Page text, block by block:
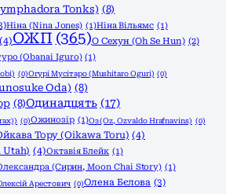
Tonks) (8)
Ніна (Nina Jones) (1)Ніна Вільямс (1)
(4)ОЖП (365)О Сехун (Oh Se Hun) (2)
(Obanai Iguro) (1)
(0)Огурі Мусітаро (Mushitaro Oguri) (0)
Oda) (8)
(8)Одинадцять (17)
(0)Ожинозір (1)Оз (Oz, Ozvaldo Hrafnavins) (0)
Тору (Oikawa Toru) (4)
(4)Октавія Блейк (1)
(Сирин, Moon Chai Story) (1)
Арестович (0)Олена Бєлова (3)